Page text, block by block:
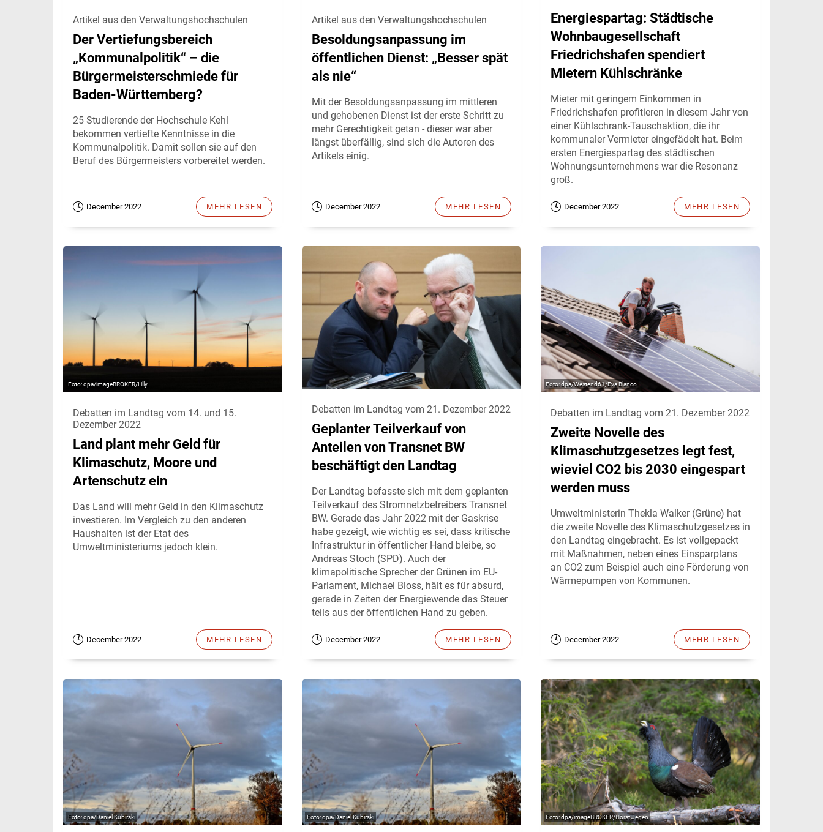
Artikel aus den Verwaltungshochschulen
Der Vertiefungsbereich
„Kommunalpolitik“ – die
Bürgermeisterschmiede für
Baden-Württemberg?
25 Studierende der Hochschule Kehl
bekommen vertiefte Kenntnisse in die
Kommunalpolitik. Damit sollen sie auf den
Beruf des Bürgermeisters vorbereitet werden.
December 2022 MEHR LESEN
Artikel aus den Verwaltungshochschulen
Besoldungsanpassung im
öffentlichen Dienst: „Besser spät
als nie“
Mit der Besoldungsanpassung im mittleren
und gehobenen Dienst ist der erste Schritt zu
mehr Gerechtigkeit getan - dieser war aber
längst überfällig, sind sich die Autoren des
Artikels einig.
December 2022 MEHR LESEN
Energiespartag: Städtische
Wohnbaugesellschaft
Friedrichshafen spendiert
Mietern Kühlschränke
Mieter mit geringem Einkommen in
Friedrichshafen profitieren in diesem Jahr von
einer Kühlschrank-Tauschaktion, die ihr
kommunaler Vermieter eingefädelt hat. Beim
ersten Energiespartag des städtischen
Wohnungsunternehmens war die Resonanz
groß.
December 2022 MEHR LESEN
dpa/imageBROKER/Lilly
Debatten im Landtag vom 14. und 15.
Dezember 2022
Land plant mehr Geld für
Klimaschutz, Moore und
Artenschutz ein
Das Land will mehr Geld in den Klimaschutz
investieren. Im Vergleich zu den anderen
Haushalten ist der Etat des
Umweltministeriums jedoch klein.
December 2022 MEHR LESEN
Debatten im Landtag vom 21. Dezember 2022
Geplanter Teilverkauf von
Anteilen von Transnet BW
beschäftigt den Landtag
Der Landtag befasste sich mit dem geplanten
Teilverkauf des Stromnetzbetreibers Transnet
BW. Gerade das Jahr 2022 mit der Gaskrise
habe gezeigt, wie wichtig es sei, dass kritische
Infrastruktur in öffentlicher Hand bleibe, so
Andreas Stoch (SPD). Auch der
klimapolitische Sprecher der Grünen im EU-
Parlament, Michael Bloss, hält es für absurd,
gerade in Zeiten der Energiewende das Steuer
teils aus der öffentlichen Hand zu geben.
December 2022 MEHR LESEN
dpa/Westend61/Eva Blanco
Debatten im Landtag vom 21. Dezember 2022
Zweite Novelle des
Klimaschutzgesetzes legt fest,
wieviel CO2 bis 2030 eingespart
werden muss
Umweltministerin Thekla Walker (Grüne) hat
die zweite Novelle des Klimaschutzgesetzes in
den Landtag eingebracht. Es ist vollgepackt
mit Maßnahmen, neben eines Einsparplans
an CO2 zum Beispiel auch eine Förderung von
Wärmepumpen von Kommunen.
December 2022 MEHR LESEN
dpa/Daniel Kubirski dpa/Daniel Kubirski dpa/imageBROKER/Horst Jegen